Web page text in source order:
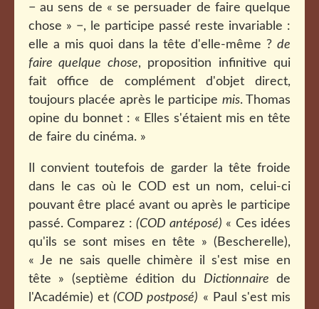
− au sens de « se persuader de faire quelque
chose » −, le participe passé reste invariable :
elle a mis quoi dans la tête d'elle-même ? de
faire quelque chose, proposition infinitive qui
fait office de complément d'objet direct,
toujours placée après le participe mis. Thomas
opine du bonnet : « Elles s'étaient mis en tête
de faire du cinéma. »
Il convient toutefois de garder la tête froide
dans le cas où le COD est un nom, celui-ci
pouvant être placé avant ou après le participe
passé. Comparez :(COD antéposé) « Ces idées
qu'ils se sont mises en tête » (Bescherelle),
« Je ne sais quelle chimère il s'est mise en
tête » (septième édition du Dictionnaire de
l'Académie) et(COD postposé) « Paul s'est mis